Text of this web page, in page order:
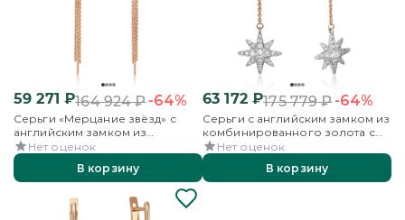
59 271 ₽164 924₽-64%
Серьги «Мерцание звёзд» с
английским замком из
комбинированного золота
Нет оценок
В корзину
63 172₽175 779₽-64%
Серьги с английским замком из
комбинированного золота с
жемчугом культивированным и
фианитами
Нет оценок
В корзину